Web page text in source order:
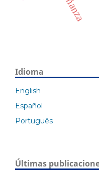
Idioma
English
Español
Português
Últimas